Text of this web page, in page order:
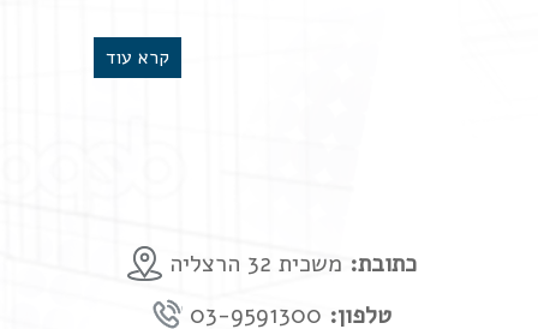
קרא עוד
כתובת: משכית 32 הרצליה
טלפון: